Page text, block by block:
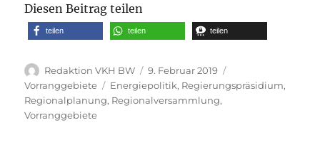
Diesen Beitrag teilen
teilen teilen teilen
Autor
Redaktion VKH BW
Veröffentlicht
am
9. Februar 2019
Vorranggebiete
Schlagwörter
Energiepolitik, Regierungspräsidium,
Regionalplanung, Regionalversammlung,
Vorranggebiete